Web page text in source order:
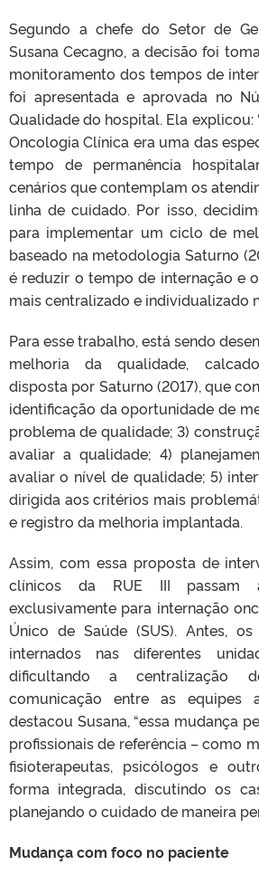
Segundo a chefe do Setor de
Susana Cecagno, a decisão foi
monitoramento dos tempos de
foi apresentada e aprovada no
Qualidade do hospital. Ela explicou:
Oncologia Clínica era uma das
tempo de permanência
cenários que contemplam os
linha de cuidado. Por isso,
para implementar um ciclo de
baseado na metodologia Saturno
é reduzir o tempo de internação e
mais centralizado e individualizado
Para esse trabalho, está sendo
melhoria da qualidade,
disposta por Saturno (2017), que
identificação da oportunidade de
problema de qualidade; 3)
avaliar a qualidade; 4)
avaliar o nível de qualidade; 5)
dirigida aos critérios mais
e registro da melhoria implantada.
Assim, com essa proposta de
clínicos da RUE III passam
exclusivamente para internação
Único de Saúde (SUS). Antes,
internados nas diferentes
dificultando a
comunicação entre as equipes
destacou Susana, “essa mudança
profissionais de referência – como
fisioterapeutas, psicólogos e
forma integrada, discutindo os
planejando o cuidado de maneira
Mudança com foco no paciente